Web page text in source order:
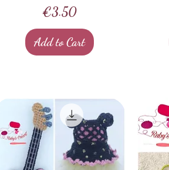
Price
€3.50
Add to Cart